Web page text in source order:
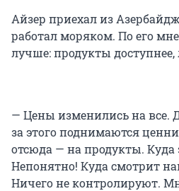
Айзер приехал из
работал моряком. По его
лучше: продукты
— Цены изменились на все.
за этого поднимаются
отсюда — на продукты. Куда
Непонятно! Куда смотрит
Ничего не контролируют.